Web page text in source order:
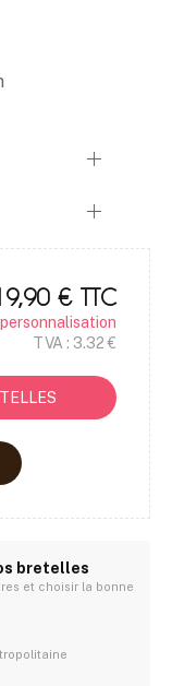
€ TTC
TVA : 3.32 €
bretelles
et choisir la bonne